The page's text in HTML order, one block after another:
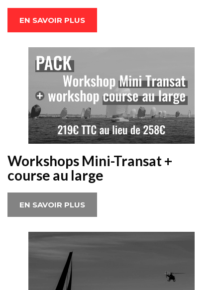
EN SAVOIR PLUS
Workshops Mini-Transat +
course au large
EN SAVOIR PLUS